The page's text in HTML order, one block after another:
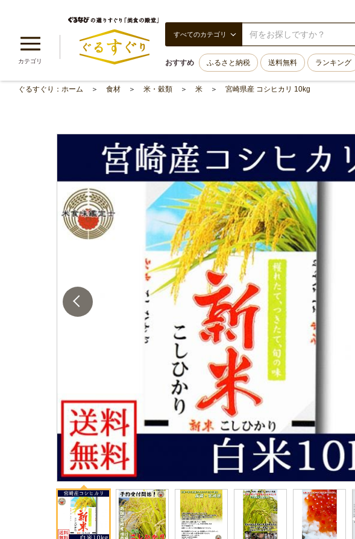
カテゴリ
すべてのカテゴリ
おすすめ ふるさと納税 送料無料 ランキング
ぐるすぐり：ホーム 食材 米・穀類 米 宮崎県産 コシヒカリ 10kg